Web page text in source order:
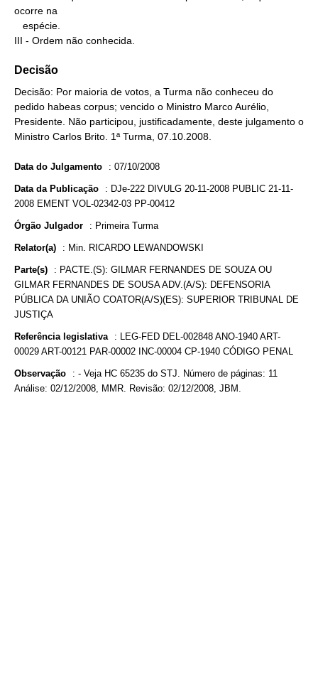
ocorre na
III - Ordem não conhecida.
Decisão
Decisão: Por maioria de votos, a Turma não conheceu do
pedido habeas corpus; vencido o Ministro Marco Aurélio,
Presidente. Não participou, justificadamente, deste julgamento o
Ministro Carlos Brito. 1ª Turma, 07.10.2008.
Data do Julgamento : 07/10/2008
Data da Publicação : DJe-222 DIVULG 20-11-2008 PUBLIC 21-11-
2008 EMENT VOL-02342-03 PP-00412
Órgão Julgador : Primeira Turma
Relator(a) : Min. RICARDO LEWANDOWSKI
Parte(s) : PACTE.(S): GILMAR FERNANDES DE SOUZA OU
GILMAR FERNANDES DE SOUSA ADV.(A/S): DEFENSORIA
PÚBLICA DA UNIÃO COATOR(A/S)(ES): SUPERIOR TRIBUNAL DE
JUSTIÇA
Referência legislativa : LEG-FED DEL-002848 ANO-1940 ART-
00029 ART-00121 PAR-00002 INC-00004 CP-1940 CÓDIGO PENAL
Observação : - Veja HC 65235 do STJ. Número de páginas: 11
Análise: 02/12/2008, MMR. Revisão: 02/12/2008, JBM.